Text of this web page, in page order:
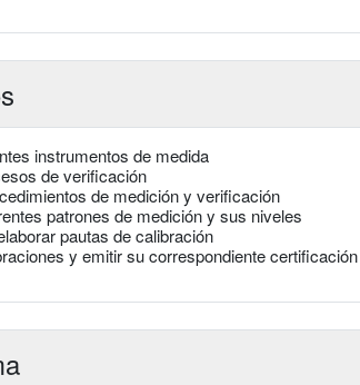
instrumentos de medida
de verificación
de medición y verificación
patrones de medición y sus niveles
pautas de calibración
y emitir su correspondiente certificación